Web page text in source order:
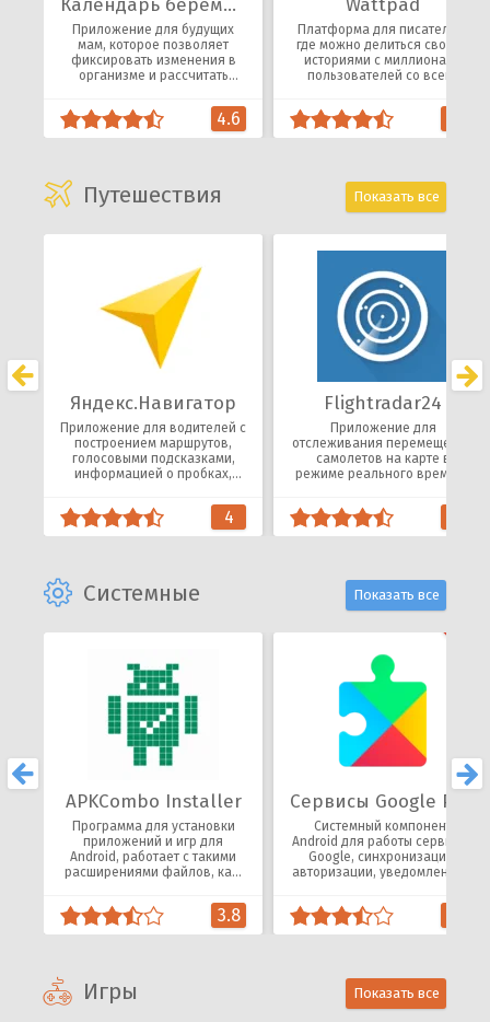
Календарь беременности
Приложение для будущих
мам, которое позволяет
фиксировать изменения в
организме и рассчитать
родов.
4.6
Wattpad
Платформа для писателей,
где можно делиться своими
историями с миллионами
пользователей со всего
Путешествия Показать все
Яндекс.Навигатор
Приложение для водителей с
построением маршрутов,
голосовыми подсказками,
информацией о пробках,
событиях.
4
Flightradar24
Приложение для
отслеживания перемещения
самолетов на карте в
режиме реального времени
рейсах.
Системные Показать все
APKCombo Installer
Программа для установки
приложений и игр для
Android, работает с такими
расширениями файлов, как:
OBB.
3.8
Системный компонент
Android для работы сервисов
Google, синхронизации,
авторизации, уведомлений и
приложений.
Игры Показать все